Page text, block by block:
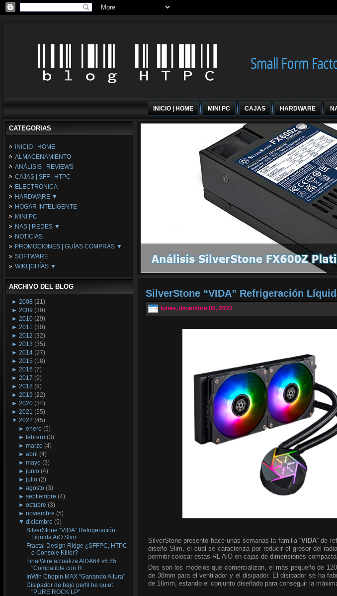
INICIO | HOME MINI PC CAJAS HARDWARE
CATEGORIAS
INICIO | HOME
ALMACENAMIENTO
ANÁLISIS | REVIEWS
CAJAS | SFF | HTPC
ELECTRÓNICA
HARDWARE ▼
Fuentes de Alimentación
Memória RAM
Placas Base
Procesadores
Periféricos
Refrigeración
Tarjetas Gráficas
HOGAR INTELIGENTE
MINI PC
NAS | REDES ▼
NAS
Espacio Synology
Redes
NOTICIAS
PROMOCIONES | GUÍAS COMPRAS ▼
Configuraciones Ordenadores
Guías de Compras
SOFTWARE
WIKI |GUÍAS ▼
Wikipedia
ARCHIVO DEL BLOG
► 2008 (21)
► 2009 (39)
► 2010 (29)
► 2011 (30)
► 2012 (32)
► 2013 (35)
► 2014 (27)
► 2015 (18)
► 2016 (7)
► 2017 (9)
► 2018 (9)
► 2019 (22)
► 2020 (34)
► 2021 (55)
▼ 2022 (45)
►enero (5)
►febrero (3)
►marzo (4)
►abril (4)
►mayo (3)
►junio (4)
►julio (2)
►agosto (3)
►septiembre (4)
►octubre (3)
►noviembre (5)
▼diciembre (5)
SilverStone “VIDA” Refrigeración
Líquida AiO Slim
Fractal Design Ridge ¿SFFPC, HTPC
o Console Killer?
FinalWire actualiza AIDA64 v6.85
"Compatible con R...
InWin Chopin MAX "Ganando Altura"
Disipador de bajo perfil be quiet
"PURE ROCK LP"
SilverStone “VIDA” Refrigeración
lunes, diciembre 05, 2022
SilverStone presento hace unas semanas la familia “VIDA” de
diseño Slim, el cual se caracteriza por reducir el grosor del
permitir colocar estas RL AiO en cajas de dimensiones
Dos son los modelos que comercializan, el más pequeño de
de 38mm para el ventilador y el disipador. El disipador se ha
de 16mm, estando el conjunto diseñado para conseguir la